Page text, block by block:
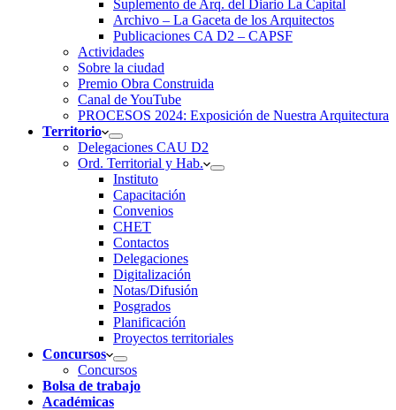
Suplemento de Arq. del Diario La Capital
Archivo – La Gaceta de los Arquitectos
Publicaciones CA D2 – CAPSF
Actividades
Sobre la ciudad
Premio Obra Construida
Canal de YouTube
PROCESOS 2024: Exposición de Nuestra Arquitectura
Territorio
Delegaciones CAU D2
Ord. Territorial y Hab.
Instituto
Capacitación
Convenios
CHET
Contactos
Delegaciones
Digitalización
Notas/Difusión
Posgrados
Planificación
Proyectos territoriales
Concursos
Concursos
Bolsa de trabajo
Académicas